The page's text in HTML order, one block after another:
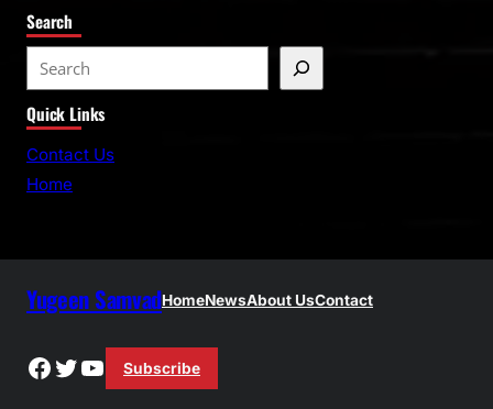
Search
e
a
r
Quick Links
Contact Us
Home
Yugeen SamvadHomeNewsAbout UsContact
Facebook
Twitter
YouTube
Subscribe